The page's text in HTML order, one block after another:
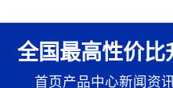
全国最高性价比
首页产品中心新闻资